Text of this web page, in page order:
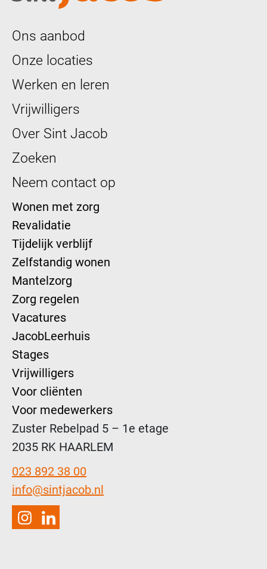
Ons aanbod
Onze locaties
Werken en leren
Vrijwilligers
Over Sint Jacob
Zoeken
Neem contact op
Wonen met zorg
Revalidatie
Tijdelijk verblijf
Zelfstandig wonen
Mantelzorg
Zorg regelen
Vacatures
JacobLeerhuis
Stages
Vrijwilligers
Voor cliënten
Voor medewerkers
Zuster Rebelpad 5 – 1e etage
2035 RK HAARLEM
023 892 38 00
info@sintjacob.nl